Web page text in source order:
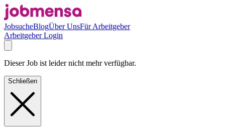
JobsucheBlogÜber UnsFür Arbeitgeber
Arbeitgeber Login
Dieser Job ist leider nicht mehr verfügbar.
Schließen